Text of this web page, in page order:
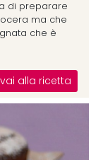
di preparare
ma che
che è
vai alla ricetta